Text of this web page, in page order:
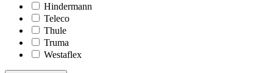
Hindermann
Teleco
Thule
Truma
Westaflex